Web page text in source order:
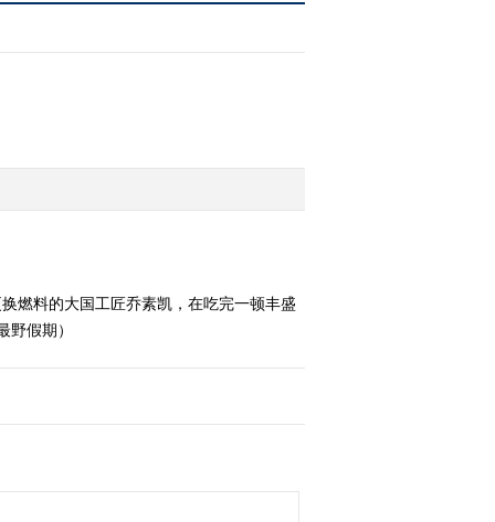
燃料的大国工匠乔素凯，在吃完一顿丰盛
假期）